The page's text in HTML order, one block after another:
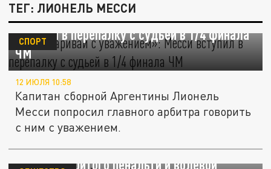
ТЕГ: ЛИОНЕЛЬ МЕССИ
«Разговаривай с уважением»: Месси
вступил в перепалку с судьей в 1/4 финала
ЧМ
СПОРТ
12 ИЮЛЯ 10:58
Капитан сборной Аргентины Лионель
Месси попросил главного арбитра говорить
с ним с уважением.
«Испугались»: Месси объяснил слезы
после незабитого пенальти и волевой